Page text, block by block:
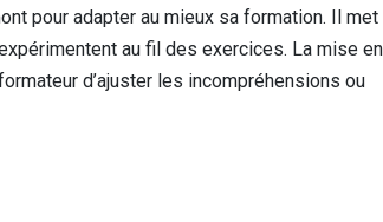
pour adapter au mieux sa formation. Il met
au fil des exercices. La mise en
d’ajuster les incompréhensions ou